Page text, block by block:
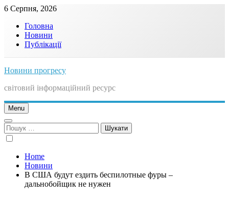
Skip
content
6 Серпня, 2026
Головна
Новини
Публікації
Новини прогресу
світовий інформаційний ресурс
Menu
Пошук:
Home
Новини
В США будут ездить беспилотные фуры –
дальнобойщик не нужен